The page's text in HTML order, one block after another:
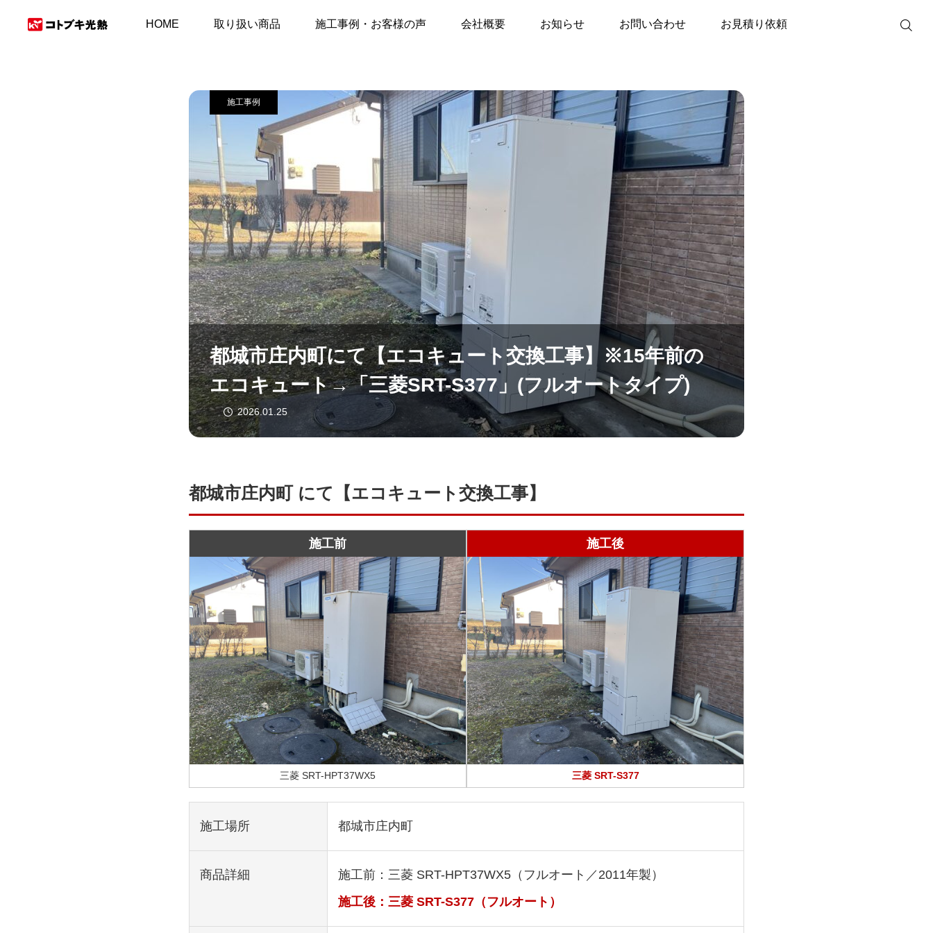
HOME 取り扱い商品 施工事例・お客様の声 会社概要 お知らせ お問い合わせ お見積り依頼
施工事例＆お客様の声 施工事例 都城市庄内町にて【エコキュート交換工事】※15年前のエコキュート→「三菱SRT-S377」(フルオートタイプ)
都城市庄内町にて【エコキュート交換工事】※15年前の
エコキュート→「三菱SRT-S377」(フルオートタイプ)
2026.01.25
施工事例
都城市庄内町 にて【エコキュート交換工事】
施工前
三菱 SRT-HPT37WX5
施工後
三菱 SRT-S377
施工場所 都城市庄内町
商品詳細
施工前：三菱 SRT-HPT37WX5（フルオート／2011年製）
施工後：三菱 SRT-S377（フルオート）